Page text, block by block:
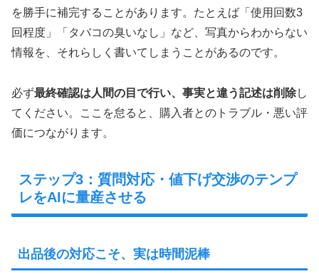
を勝手に補完することがあります。たとえば「使用回数3
回程度」「タバコの臭いなし」など、写真からわからない
情報を、それらしく書いてしまうことがあるのです。
必ず最終確認は人間の目で行い、事実と違う記述は削除し
てください。ここを怠ると、購入者とのトラブル・悪い評
価につながります。
ステップ3：質問対応・値下げ交渉のテンプ
レをAIに量産させる
出品後の対応こそ、実は時間泥棒